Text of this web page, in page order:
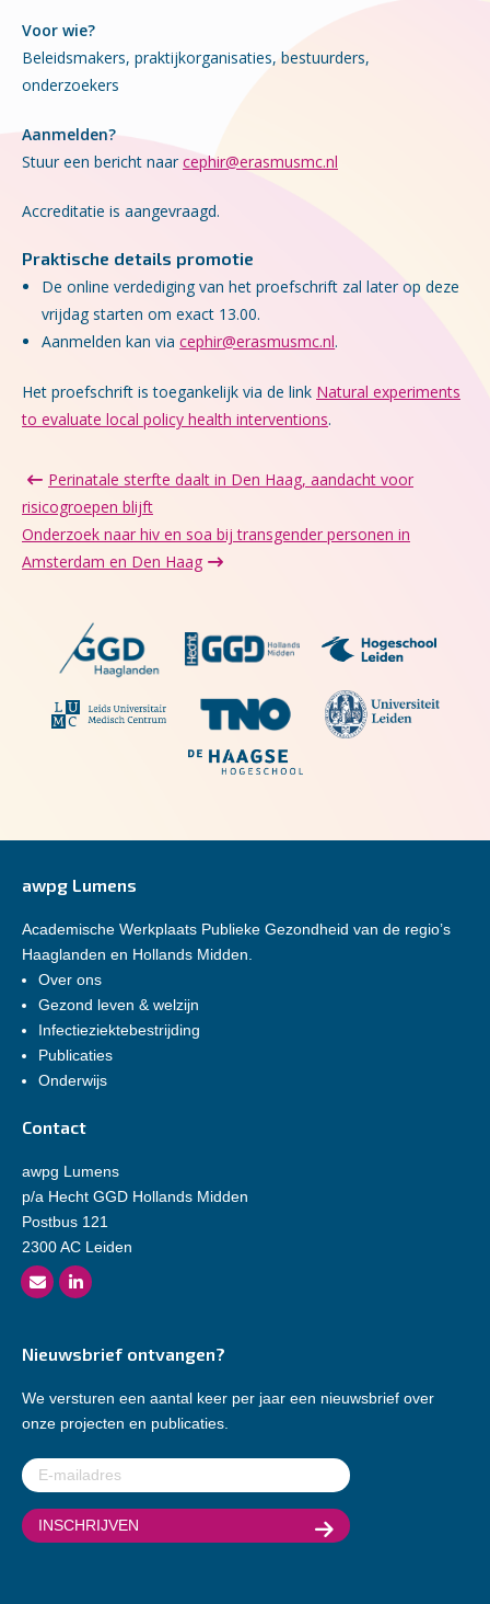
Voor wie?
Beleidsmakers, praktijkorganisaties, bestuurders,
onderzoekers
Aanmelden?
Stuur een bericht naarcephir@erasmusmc.nl
Accreditatie is aangevraagd.
Praktische details promotie
De online verdediging van het proefschrift zal later op deze
vrijdag starten om exact 13.00.
Aanmelden kan viacephir@erasmusmc.nl.
Het proefschrift is toegankelijk via de link Natural experiments
to evaluate local policy health interventions.
Perinatale sterfte daalt in Den Haag, aandacht voor
risicogroepen blijft
Onderzoek naar hiv en soa bij transgender personen in
Amsterdam en Den Haag
awpg Lumens
Academische Werkplaats Publieke Gezondheid van de regio’s
Haaglanden en Hollands Midden.
Over ons
Gezond leven & welzijn
Infectieziektebestrijding
Publicaties
Onderwijs
Contact
awpg Lumens
p/a Hecht GGD Hollands Midden
Postbus 121
2300 AC Leiden
Nieuwsbrief ontvangen?
We versturen een aantal keer per jaar een nieuwsbrief over
onze projecten en publicaties.
E-
mailadres(Vereist)